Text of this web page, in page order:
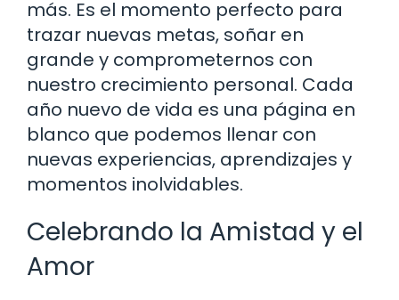
más. Es el momento perfecto para
trazar nuevas metas, soñar en
grande y comprometernos con
nuestro crecimiento personal. Cada
año nuevo de vida es una página en
blanco que podemos llenar con
nuevas experiencias, aprendizajes y
momentos inolvidables.
Celebrando la Amistad y el
Amor